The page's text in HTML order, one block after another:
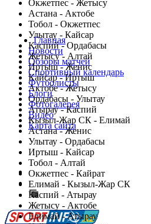
Окжетпес - Жетысу
Астана - Актобе
Тобол - Окжетпес
Улытау - Кайсар
Каспий - Ордабасы
Жетысу - Алтай
Иртыш - Женис
Кайсар - Иртыш
Актобе - Жетысу
Ордабасы - Улытау
Атырау - Каспий
Кызыл-Жар СК - Елимай
Астана - Женис
Улытау - Ордабасы
Иртыш - Кайсар
Тобол - Алтай
Окжетпес - Кайрат
Елимай - Кызыл-Жар СК
Каспий - Атырау
Жетысу - Актобе
Елимай - Атырау
Главная
Новости
Обзоры матчей
Спортивный календарь
Футболисты
Блоги
Фотогалерея
Видео
Карта сайта
Есть идея?
Сообщить о мероприятии
Перейти на старый сайт